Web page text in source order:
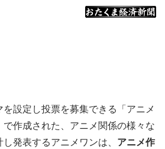
設定し投票を募集できる「アニメ
作成された、アニメ関係の様々な
発表するアニメワンは、 アニメ作